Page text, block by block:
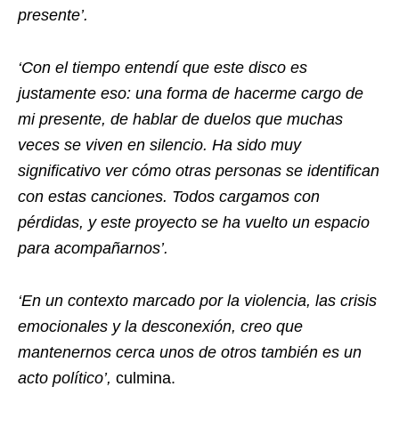
presente’.
‘Con el tiempo entendí que este disco es
justamente eso: una forma de hacerme cargo de
mi presente, de hablar de duelos que muchas
veces se viven en silencio. Ha sido muy
significativo ver cómo otras personas se identifican
con estas canciones. Todos cargamos con
pérdidas, y este proyecto se ha vuelto un espacio
para acompañarnos’.
‘En un contexto marcado por la violencia, las crisis
emocionales y la desconexión, creo que
mantenernos cerca unos de otros también es un
acto político’, culmina.